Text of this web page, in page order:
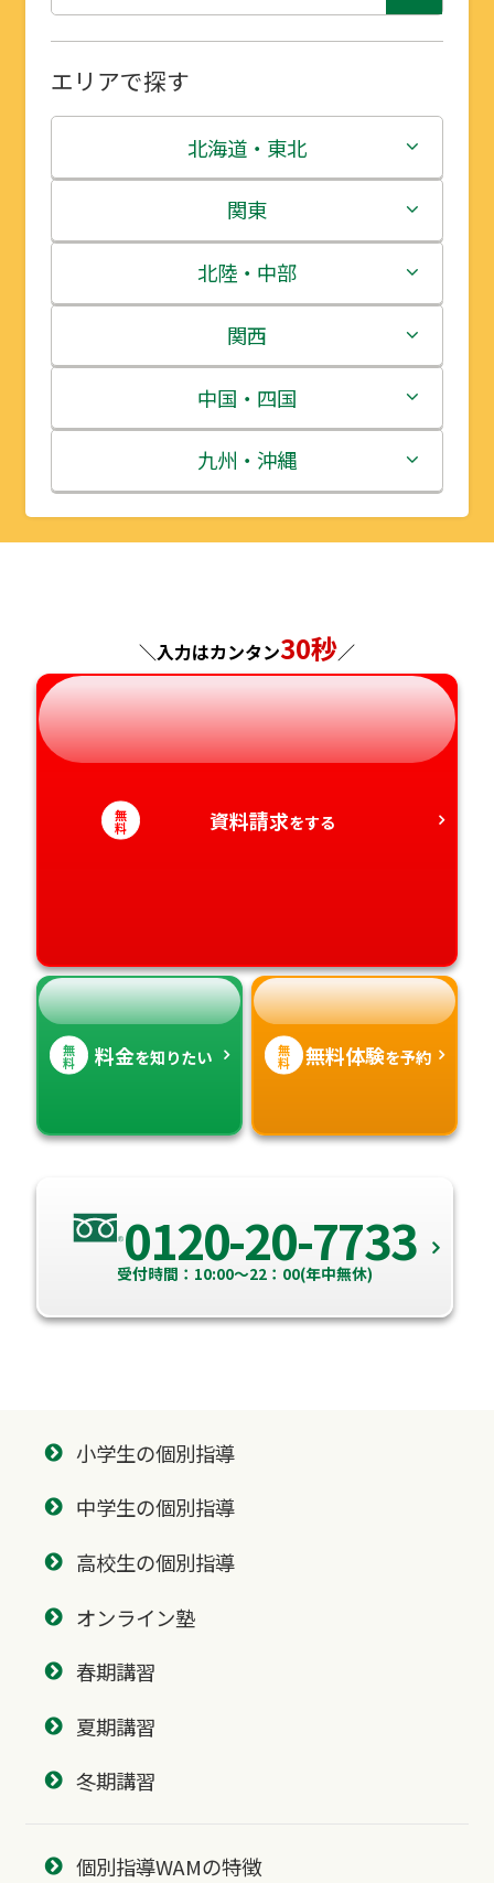
エリアで探す
北海道・東北
北海道
青森県
岩手県
宮城県
秋田県
山形県
関東
茨城県
栃木県
群馬県
埼玉県
千葉県
神奈川県
北陸・中部
新潟県
富山県
石川県
福井県
長野県
岐阜県
静岡県
愛知県
関西
三重県
滋賀県
京都府
兵庫県
奈良県
和歌山県
中国・四国
鳥取県
島根県
広島県
山口県
徳島県
香川県
九州・沖縄
福岡県
長崎県
熊本県
大分県
宮崎県
＼入力はカンタン30秒／
無
料 資料請求をする
無
料 料金を知りたい 無
料 無料体験を予約
0120-20-7733
受付時間：10:00～22：00(年中無休)
小学生の個別指導
中学生の個別指導
高校生の個別指導
オンライン塾
春期講習
夏期講習
冬期講習
個別指導WAMの特徴